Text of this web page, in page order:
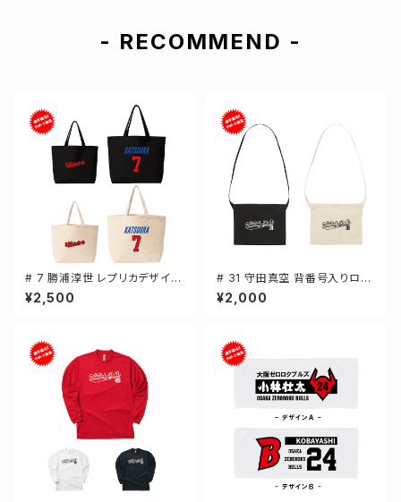
- RECOMMEND -
# 7 勝浦淳世 レプリカデザイン
選手還元 キャンバストートバッ
グ 2カラー MLサイズ 000778
¥2,500
# 31 守田真空 背番号入りロゴ
キャンバスサコッシュ 選手還元
2カラー 001461
¥2,000